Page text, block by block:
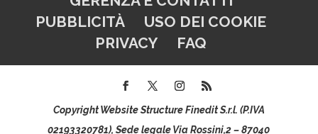
PUBBLICITÀ
USO DEI COOKIE
PRIVACY
FAQ
Copyright Website Structure Finedit S.r.l. (P.IVA
02193320781), Sede legale Via Rossini,2 – 87040